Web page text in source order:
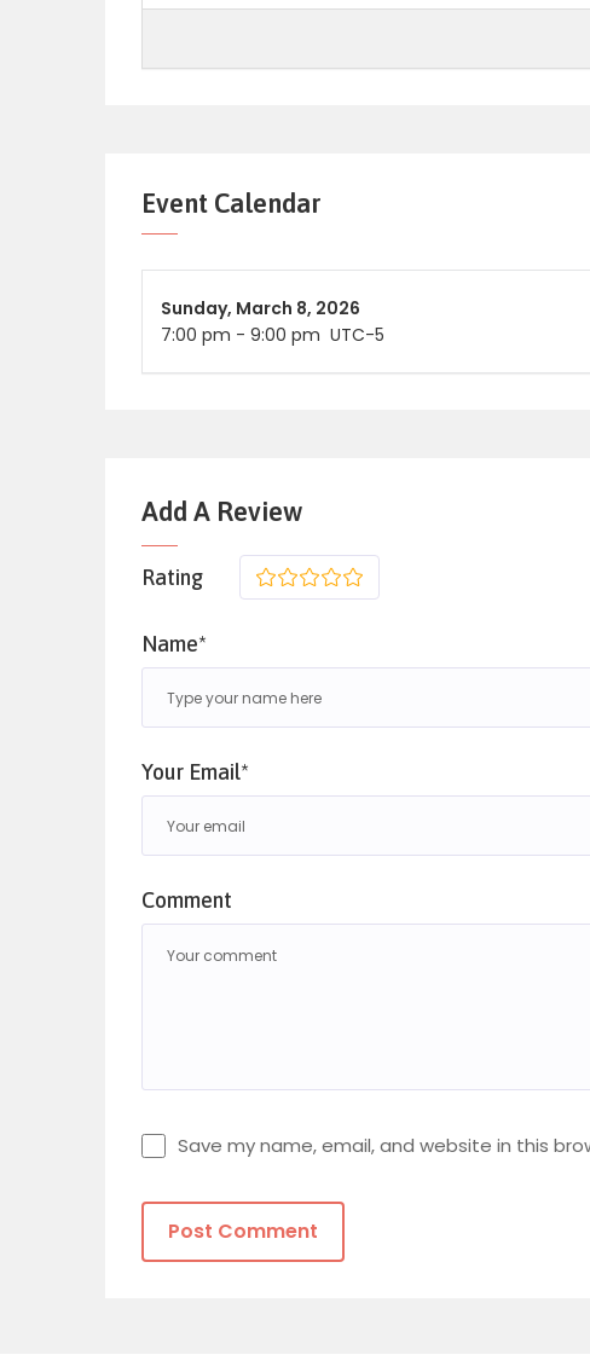
Event Calendar
Sunday, March 8, 2026
7:00 pm - 9:00 pm UTC-5
Add A Review
Rating 5
4
3
2
Name*
Your Email*
Comment
Save my name, email, and website in this